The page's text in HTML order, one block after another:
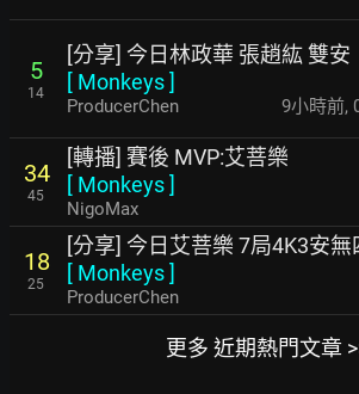
5
14
[分享] 今日林政華 張趙紘 雙安
[ Monkeys]
ProducerChen 9小時前,
34
45
[轉播] 賽後 MVP:艾菩樂
[ Monkeys]
NigoMax
18
25
[分享] 今日艾菩樂 7局4K3安
[ Monkeys]
ProducerChen
更多 近期熱門文章